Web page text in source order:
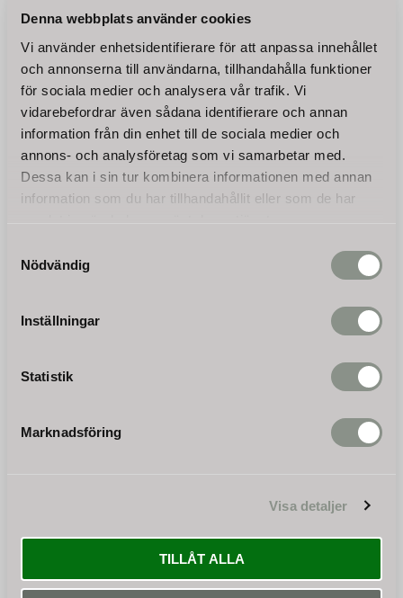
Denna webbplats använder cookies
Vi använder enhetsidentifierare för att anpassa innehållet
och annonserna till användarna, tillhandahålla funktioner
för sociala medier och analysera vår trafik. Vi
vidarebefordrar även sådana identifierare och annan
information från din enhet till de sociala medier och
annons- och analysföretag som vi samarbetar med.
Dessa kan i sin tur kombinera informationen med annan
information som du har tillhandahållit eller som de har
samlat in när du har använt deras tjänster.
Nödvändig
Inställningar
Statistik
Marknadsföring
Visa detaljer
TILLÅT ALLA
KÖP
stängsel eller lekplatser. Vi
kan leverera borrar med 80,
4 500
5-10 arbetsdagar
Stand-on skid-steer
Nyhet! Vår multilastare
traditionella varianter på hjul.
30 augusti 2026